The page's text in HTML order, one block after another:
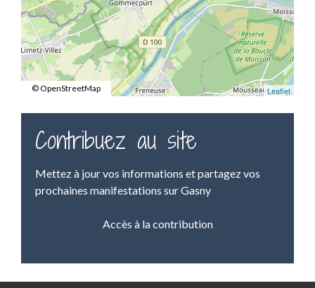
Leaflet
© OpenStreetMap
Contribuez au site
Mettez à jour vos informations et partagez vos
prochaines manifestations sur Gasny
Accès à la contribution